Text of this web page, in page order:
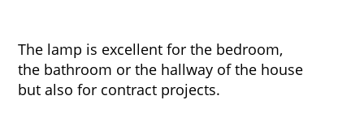
The lamp is excellent for the bedroom,
the bathroom or the hallway of the house
but also for contract projects.